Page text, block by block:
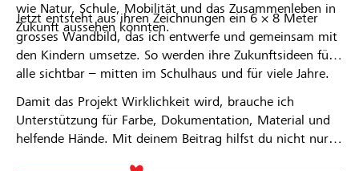
wie Natur, Schule, Mobilität und das Zusammenleben in
Zukunft aussehen könnten.
Jetzt entsteht aus ihren Zeichnungen ein 6 × 8 Meter
grosses Wandbild, das ich entwerfe und gemeinsam mit
den Kindern umsetze. So werden ihre Zukunftsideen für
alle sichtbar – mitten im Schulhaus und für viele Jahre.
Damit das Projekt Wirklichkeit wird, brauche ich
Unterstützung für Farbe, Dokumentation, Material und
helfende Hände. Mit deinem Beitrag hilfst du nicht nur